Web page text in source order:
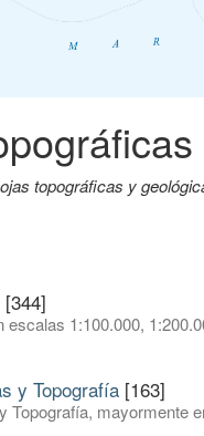
topográficas y
[344]
escalas 1:100.000,
y Topografía [163]
Topografía, mayormente